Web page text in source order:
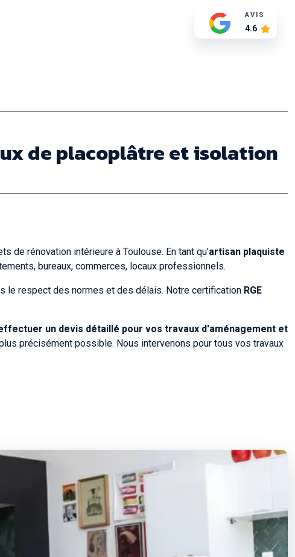
AVIS
4.6
de placoplâtre et isolation
de rénovation intérieure à Toulouse. En tant qu’artisan plaquiste
bureaux, commerces, locaux professionnels.
le respect des normes et des délais. Notre certification RGE
un devis détaillé pour vos travaux d'aménagement et
précisément possible. Nous intervenons pour tous vos travaux